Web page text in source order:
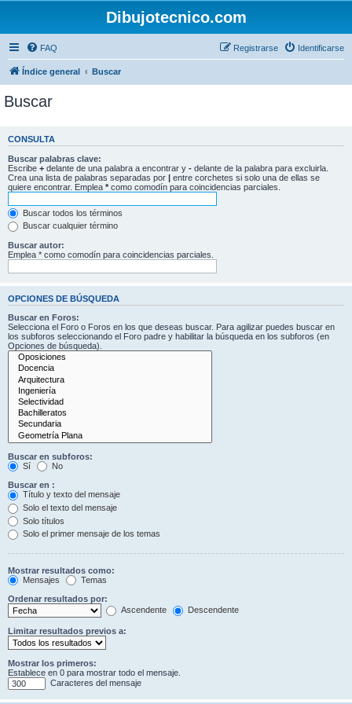
Dibujotecnico.com
FAQ Identificarse
Registrarse
Índice general Buscar
Buscar
CONSULTA
Buscar palabras clave:
Escribe + delante de una palabra a encontrar y - delante de la palabra para excluirla.
Crea una lista de palabras separadas por | entre corchetes si solo una de ellas se
quiere encontrar. Emplea * como comodín para coincidencias parciales.
Buscar todos los términos
Buscar cualquier término
Buscar autor:
Emplea * como comodín para coincidencias parciales.
OPCIONES DE BÚSQUEDA
Buscar en Foros:
Selecciona el Foro o Foros en los que deseas buscar. Para agilizar puedes buscar en
los subforos seleccionando el Foro padre y habilitar la búsqueda en los subforos (en
Opciones de búsqueda).
Buscar en subforos:
Sí
No
Buscar en :
Título y texto del mensaje
Solo el texto del mensaje
Solo títulos
Solo el primer mensaje de los temas
Mostrar resultados como:
Mensajes
Temas
Ordenar resultados por:
Ascendente
Descendente
Limitar resultados previos a:
Mostrar los primeros:
Establece en 0 para mostrar todo el mensaje.
Caracteres del mensaje